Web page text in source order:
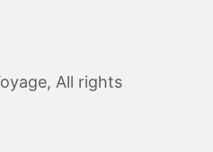
All rights